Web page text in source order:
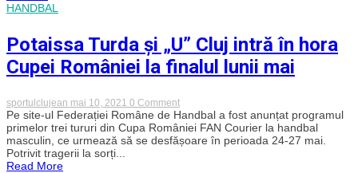
HANDBAL
Potaissa Turda și „U” Cluj intră în hora
Cupei României la finalul lunii mai
sportulclujean mai 10, 2021 0 Commenton
Potaissa
Turda
și
„U”
Pe site-ul Federației Române de Handbal a fost anunțat programul
primelor trei tururi din Cupa României FAN Courier la handbal
masculin, ce urmează să se desfășoare în perioada 24-27 mai.
Potrivit tragerii la sorți...
Read More